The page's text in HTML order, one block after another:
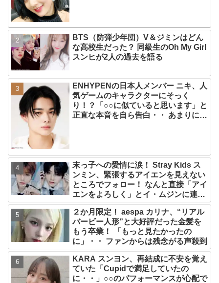
BTS（防弾少年団）V＆ジミンはどん
な高校生だった？ 同級生のOh My Girl
スンヒが2人の過去を語る
ENHYPENの日本人メンバー ニキ、人
気ゲームのキャラクターにそっく
り！？「○○に似ていると思います」と
正直な本音を自ら告白・・ あまりにも
末っ子への愛情に涙！ Stray Kids ス
ンミン、緊張するアイエンを見えない
ところでフォロー！ なんと直接「アイ
エンをよろしく」とイ・ムジンに連
絡… 愛にあふれたエピソードにファン
感動
２か月限定！ aespa カリナ、“リアル
バービー人形”と大好評だった金髪を
もう卒業！ 「もっと見たかったの
に」・・ ファンからは残念がる声殺到
KARA スンヨン、再結成に不安を覚え
ていた「Cupidで満足していたの
に・・」○○のパフォーマンスが心配で